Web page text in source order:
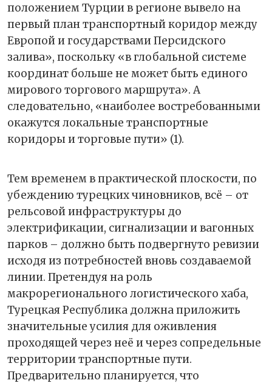
положением Турции в регионе вывело на
первый план транспортный коридор между
Европой и государствами Персидского
залива», поскольку «в глобальной системе
координат больше не может быть единого
мирового торгового маршрута». А
следовательно, «наиболее востребованными
окажутся локальные транспортные
коридоры и торговые пути» (1).
Тем временем в практической плоскости, по
убеждению турецких чиновников, всё – от
рельсовой инфраструктуры до
электрификации, сигнализации и вагонных
парков – должно быть подвергнуто ревизии
исходя из потребностей вновь создаваемой
линии. Претендуя на роль
макрорегионального логистического хаба,
Турецкая Республика должна приложить
значительные усилия для оживления
проходящей через неё и через сопредельные
территории транспортные пути.
Предварительно планируется, что